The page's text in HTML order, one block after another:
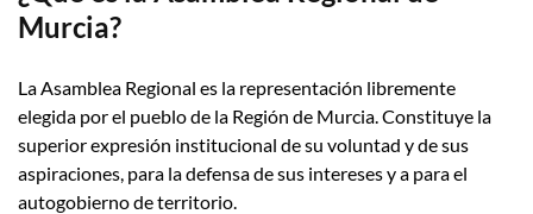
Murcia?
La Asamblea Regional es la representación libremente
elegida por el pueblo de la Región de Murcia. Constituye la
superior expresión institucional de su voluntad y de sus
aspiraciones, para la defensa de sus intereses y a para el
autogobierno de territorio.